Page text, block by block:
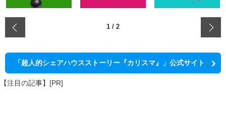
1 / 2
「超人的シェアハウスストーリー『カリスマ』」公式サイト
【注目の記事】[PR]